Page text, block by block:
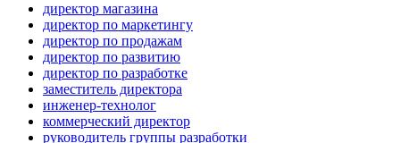
директор магазина
директор по маркетингу
директор по продажам
директор по развитию
директор по разработке
заместитель директора
инженер-технолог
коммерческий директор
руководитель группы разработки